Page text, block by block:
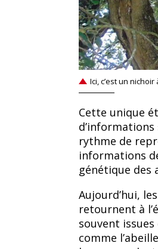
Ici, c’est un
Cette unique
rythme de
informations
génétique des
Aujourd’hui,
retournent à
souvent
comme